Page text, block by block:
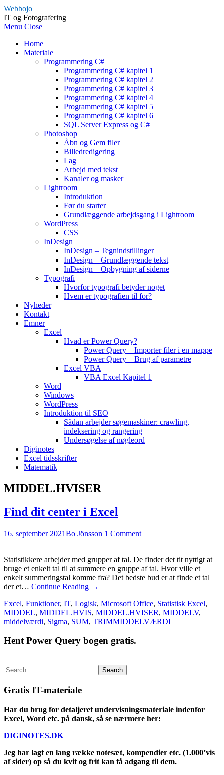
Webbojo
IT og Fotografering
Menu Close
Home
Materiale
Programmering C#
Programmering C# kapitel 1
Programmering C# kapitel 2
Programmering C# kapitel 3
Programmering C# kapitel 4
Programmering C# kapitel 5
Programmering C# kapitel 6
SQL Server Express og C#
Photoshop
Åbn og Gem filer
Billedredigering
Lag
Arbejd med tekst
Kanaler og masker
Lightroom
Introduktion
Før du starter
Grundlæggende arbejdsgang i Lightroom
WordPress
CSS
InDesign
InDesign – Tegnindstillinger
InDesign – Grundlæggende tekst
InDesign – Opbygning af siderne
Typografi
Hvorfor typografi betyder noget
Hvem er typografien til for?
Nyheder
Kontakt
Emner
Excel
Hvad er Power Query?
Power Query – Importer filer i en mappe
Power Query – Brug af parametre
Excel VBA
VBA Excel Kapitel 1
Word
Windows
WordPress
Introduktion til SEO
Sådan arbejder søgemaskiner: crawling,
indeksering og rangering
Undersøgelse af nøgleord
Diginotes
Excel tidsskrifter
Matematik
MIDDEL.HVISER
Find dit center i Excel
16. september 2021Bo Jönsson 1 Comment
Statistikkere arbejder med grupper af tal. De finder det tit nyttigt at
bruge et enkelt tal til at summere en gruppe af tal. Hvor ville et
enkelt summeringstal komme fra? Det bedste bud er at finde et tal
der et… Continue Reading →
Excel, Funktioner, IT, Logisk, Microsoft Office, Statistisk Excel,
MIDDEL, MIDDEL.HVIS, MIDDEL.HVISER, MIDDELV,
middelværdi, Sigma, SUM, TRIMMIDDELVÆRDI
Hent Power Query bogen gratis.
Search
for:
Gratis IT-materiale
Har du brug for detaljeret undervisningsmateriale indenfor
Excel, Word etc. på dansk, så se nærmere her:
DIGINOTES.DK
Jeg har lagt en lang række notesæt, kompendier etc. (1.000’vis
af sider) op så du kvit og frit kan få adgang til dem.